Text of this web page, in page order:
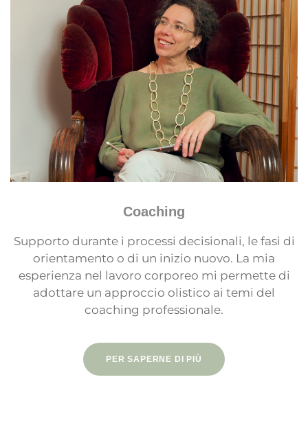
Coaching
Supporto durante i processi decisionali, le fasi di
orientamento o di un inizio nuovo. La mia
esperienza nel lavoro corporeo mi permette di
adottare un approccio olistico ai temi del
coaching professionale.
PER SAPERNE DI PIÙ